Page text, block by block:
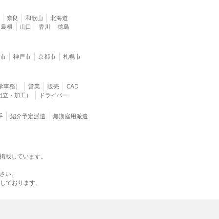
奈良 和歌山
北海道
島根 山口 香川
徳島
神戸市 京都市
札幌市
務） 営業 販売
CAD
・加工） ドライバー
紹介予定派遣
無期雇用派遣
載しています。
い。
ております。